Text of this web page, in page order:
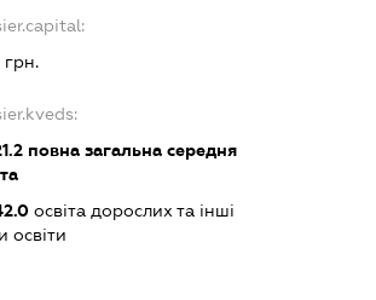
повна загальна середня
освіта дорослих та інші
освіти